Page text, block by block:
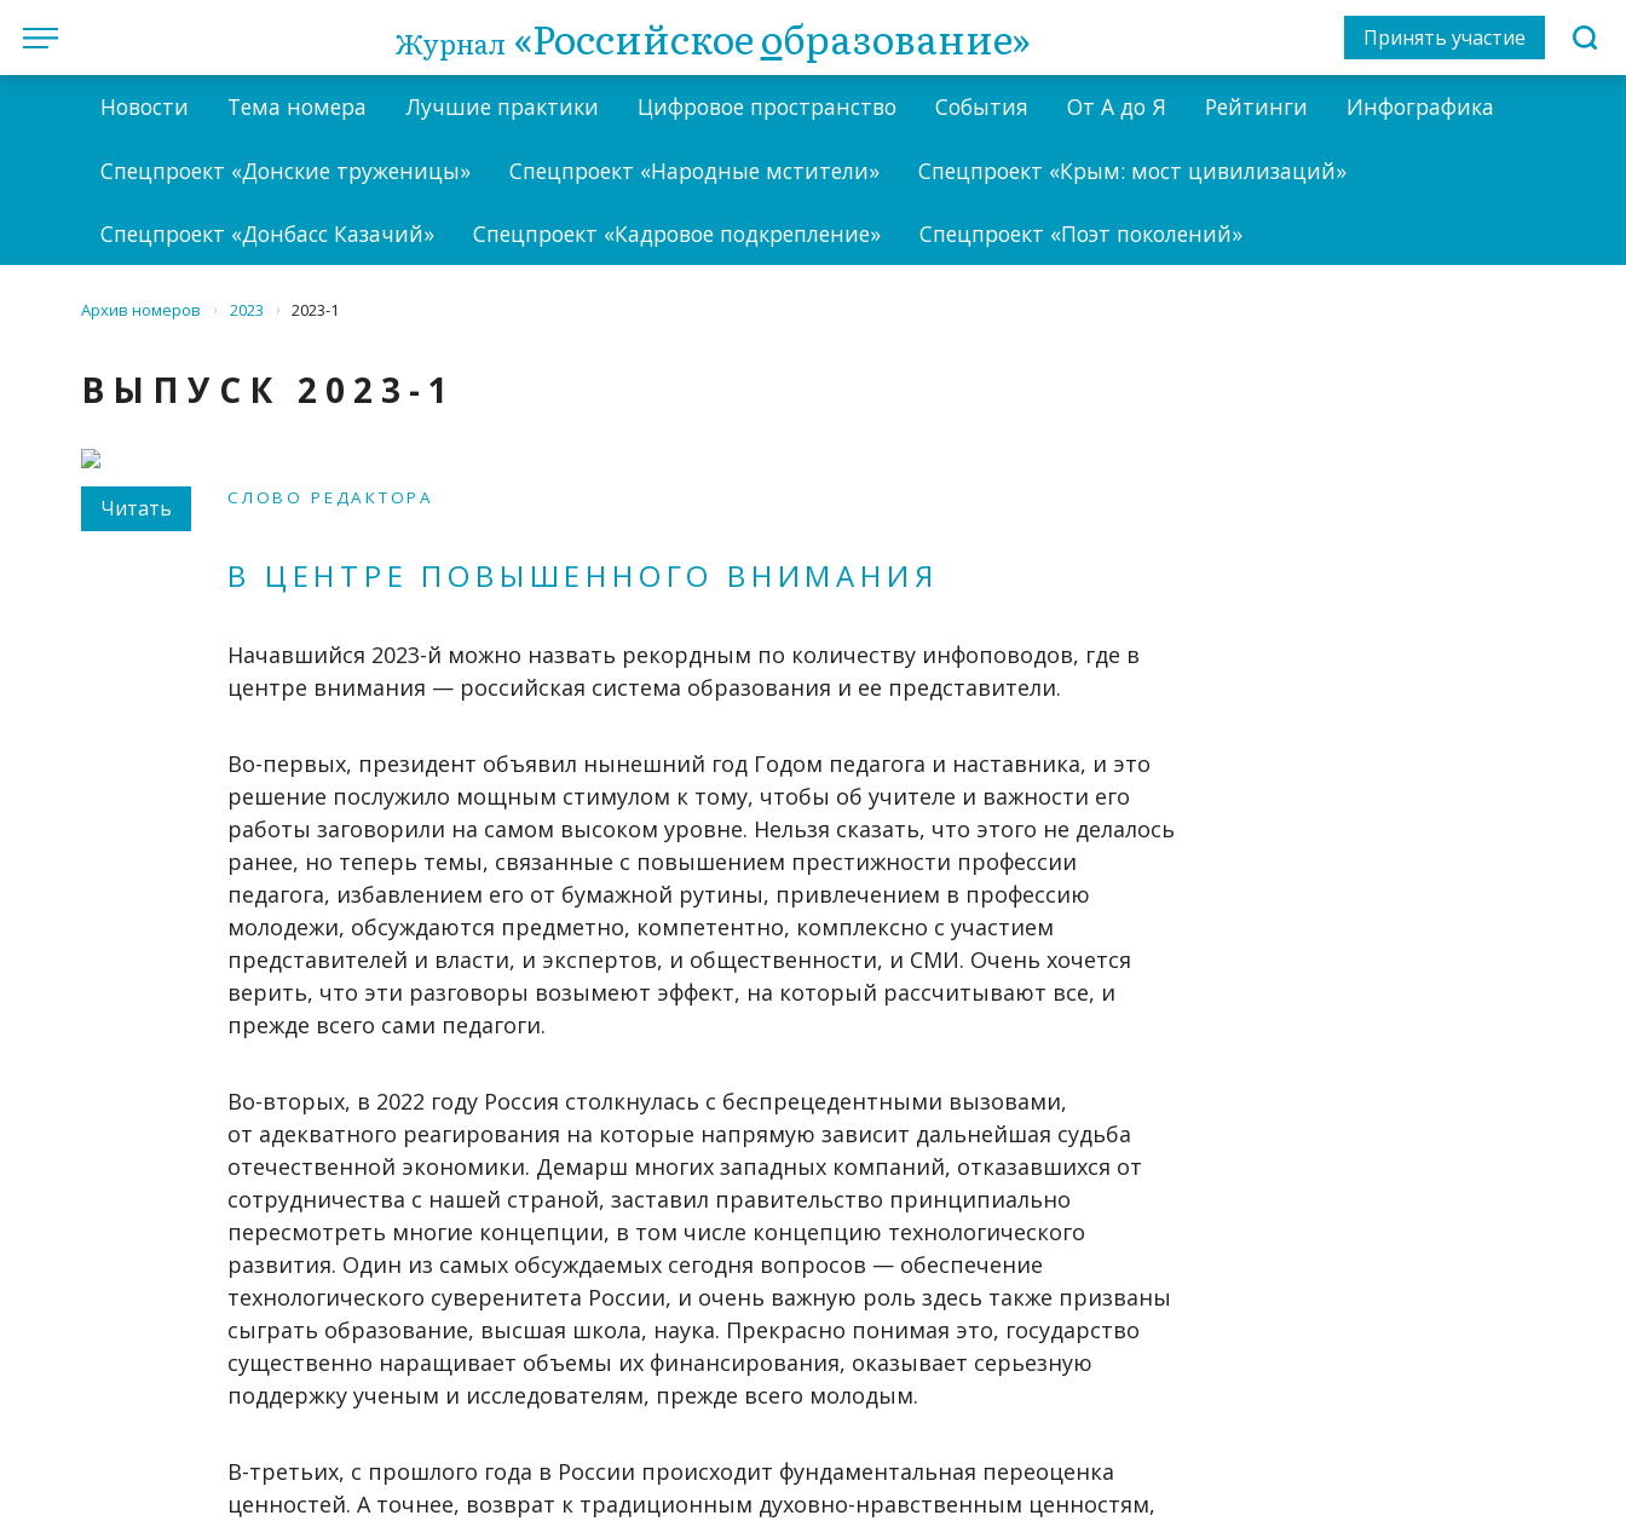
Журнал «Российскоеобразование» Принять участие
Новости Тема номера Лучшие практики Цифровое пространство События От А до Я Рейтинги Инфографика
Спецпроект «Донские труженицы» Спецпроект «Народные мстители» Спецпроект «Крым: мост цивилизаций»
Спецпроект «Донбасс Казачий» Спецпроект «Кадровое подкрепление» Спецпроект «Поэт поколений»
Архив номеров › 2023 › 2023-1
ВЫПУСК 2023-1
Читать СЛОВО РЕДАКТОРА
В ЦЕНТРЕ ПОВЫШЕННОГО ВНИМАНИЯ
Начавшийся 2023-й можно назвать рекордным по количеству инфоповодов, где в
центре внимания — российская система образования и ее представители.
Во-первых, президент объявил нынешний год Годом педагога и наставника, и это
решение послужило мощным стимулом к тому, чтобы об учителе и важности его
работы заговорили на самом высоком уровне. Нельзя сказать, что этого не делалось
ранее, но теперь темы, связанные с повышением престижности профессии
педагога, избавлением его от бумажной рутины, привлечением в профессию
молодежи, обсуждаются предметно, компетентно, комплексно с участием
представителей и власти, и экспертов, и общественности, и СМИ. Очень хочется
верить, что эти разговоры возымеют эффект, на который рассчитывают все, и
прежде всего сами педагоги.
Во-вторых, в 2022 году Россия столкнулась с беспрецедентными вызовами,
от адекватного реагирования на которые напрямую зависит дальнейшая судьба
отечественной экономики. Демарш многих западных компаний, отказавшихся от
сотрудничества с нашей страной, заставил правительство принципиально
пересмотреть многие концепции, в том числе концепцию технологического
развития. Один из самых обсуждаемых сегодня вопросов — обеспечение
технологического суверенитета России, и очень важную роль здесь также призваны
сыграть образование, высшая школа, наука. Прекрасно понимая это, государство
существенно наращивает объемы их финансирования, оказывает серьезную
поддержку ученым и исследователям, прежде всего молодым.
В-третьих, с прошлого года в России происходит фундаментальная переоценка
ценностей. А точнее, возврат к традиционным духовно-нравственным ценностям,